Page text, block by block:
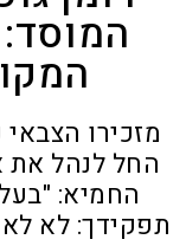
מזכירו
החל לנהל את
החמיא:
תפקידך: לא